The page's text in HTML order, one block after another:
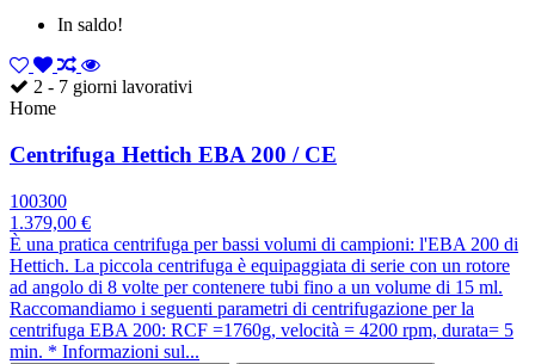
In saldo!
2 - 7 giorni lavorativi
Home
Centrifuga Hettich EBA 200 / CE
100300
1.379,00 €
È una pratica centrifuga per bassi volumi di campioni: l'EBA 200 di
Hettich. La piccola centrifuga è equipaggiata di serie con un rotore
ad angolo di 8 volte per contenere tubi fino a un volume di 15 ml.
Raccomandiamo i seguenti parametri di centrifugazione per la
centrifuga EBA 200: RCF =1760g, velocità = 4200 rpm, durata= 5
min. * Informazioni sul...